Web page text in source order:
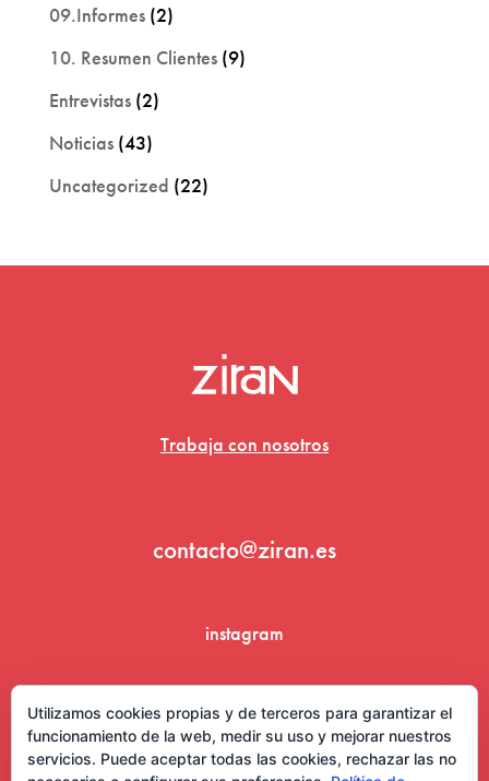
09.Informes(2)
10. Resumen Clientes(9)
Entrevistas(2)
Noticias(43)
Uncategorized (22)
Trabaja con nosotros
contacto@ziran.es
instagram
Utilizamos cookies propias y de terceros para garantizar el
funcionamiento de la web, medir su uso y mejorar nuestros
servicios. Puede aceptar todas las cookies, rechazar las no